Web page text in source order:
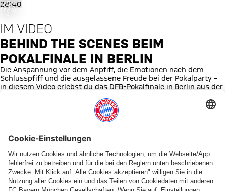
Behind the Scenes beim
ist
occurred,
try again
later.
28:40
IM VIDEO
BEHIND THE SCENES BEIM
POKALFINALE IN BERLIN
Die Anspannung vor dem Anpfiff, die Emotionen nach dem
Schlusspfiff und die ausgelassene Freude bei der Pokalparty –
in diesem Video erlebst du das DFB-Pokalfinale in Berlin aus der